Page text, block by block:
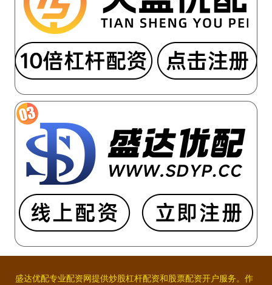
盛达优配专业配资网提供炒股杠杆配资和股票配资开户服务。作